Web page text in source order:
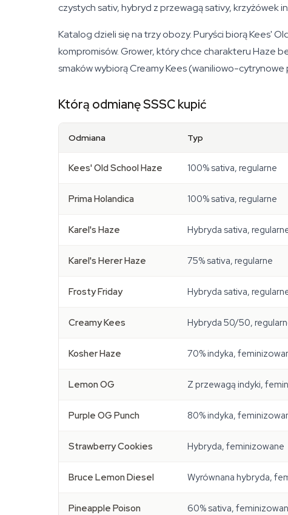
czystych sativ, hybryd z przewagą sativy, krzyżówek
Katalog dzieli się na trzy obozy. Puryści biorą Kees'
kompromisów. Grower, który chce charakteru Haze
smaków wybiorą Creamy Kees (waniliowo-
Którą odmianę SSSC kupić
Odmiana Typ
Kees' Old School Haze 100% sativa, regularne
Prima Holandica 100% sativa, regularne
Karel's Haze Hybryda sativa,
Karel's Herer Haze 75% sativa, regularne
Frosty Friday Hybryda sativa,
Creamy Kees Hybryda 50/50,
Kosher Haze 70% indyka,
Lemon OG Z przewagą indyki,
Purple OG Punch 80% indyka,
Strawberry Cookies Hybryda, feminizowane
Bruce Lemon Diesel Wyrównana hybryda,
Pineapple Poison 60% sativa,